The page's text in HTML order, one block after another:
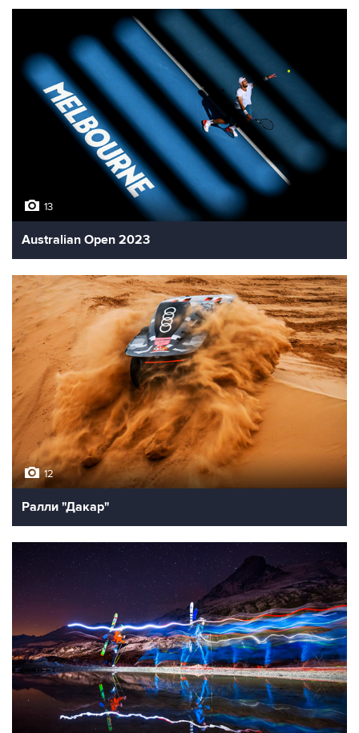
13
Australian Open 2023
12
Ралли "Дакар"